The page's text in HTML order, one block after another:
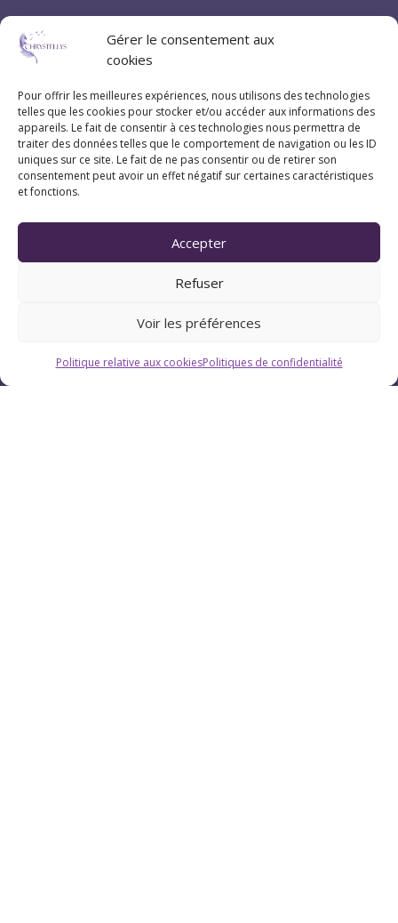
Gérer le consentement aux
cookies
Pour offrir les meilleures expériences, nous utilisons des technologies
telles que les cookies pour stocker et/ou accéder aux informations des
appareils. Le fait de consentir à ces technologies nous permettra de
traiter des données telles que le comportement de navigation ou les ID
uniques sur ce site. Le fait de ne pas consentir ou de retirer son
consentement peut avoir un effet négatif sur certaines caractéristiques
et fonctions.
Accepter
Refuser
Voir les préférences
Politique relative aux cookiesPolitiques de confidentialité
Du lundi au vendredi : 9h-12h / 13h-18h